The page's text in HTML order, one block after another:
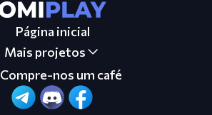
Página inicial
Mais projetos
Compre-nos um café